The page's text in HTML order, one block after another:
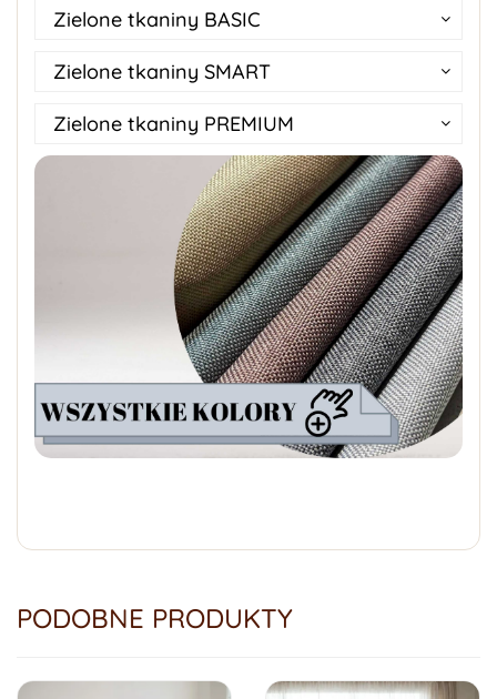
Zielone tkaniny BASIC
Zielone tkaniny SMART
Zielone tkaniny PREMIUM
PODOBNE PRODUKTY